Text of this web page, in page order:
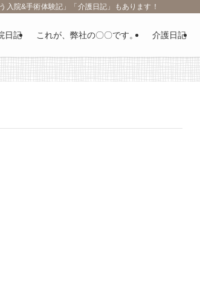
院&手術体験記」「介護日記」もあります！
日記 これが、弊社の〇〇です。 介護日記